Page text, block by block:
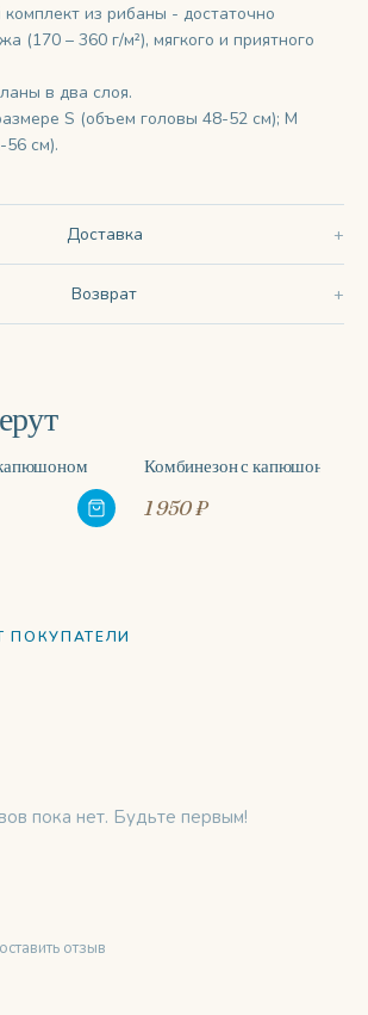
комплект из рибаны - достаточно
(170 – 360 г/м²), мягкого и приятного
в два слоя.
S (объем головы 48-52 см); M
см).
Доставка
Возврат
Комбинезон с капюшоном
1 950 ₽
ПОКУПАТЕЛИ
пока нет. Будьте первым!
отзыв